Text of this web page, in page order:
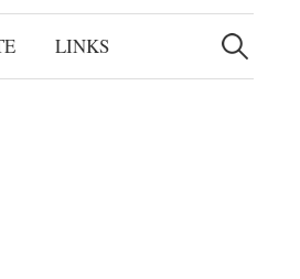
LINKS
Suchen
nach: